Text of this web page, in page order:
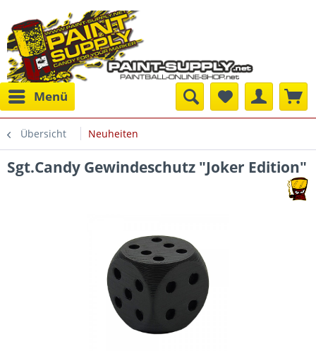
Menü
Übersicht Neuheiten
Sgt.Candy Gewindeschutz "Joker Edition"